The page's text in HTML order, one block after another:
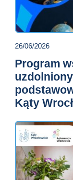
26/06/2026
Program
Kąty